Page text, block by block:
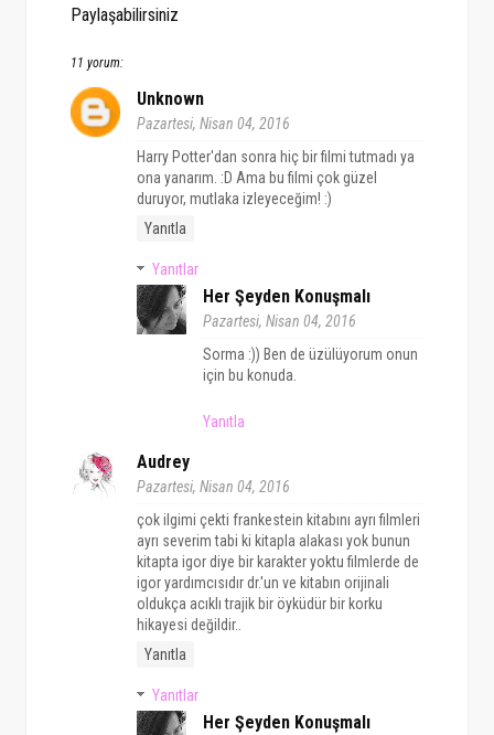
Paylaşabilirsiniz
11 yorum:
Unknown
Pazartesi, Nisan 04, 2016
Harry Potter'dan sonra hiç bir filmi tutmadı ya
ona yanarım. :D Ama bu filmi çok güzel
duruyor, mutlaka izleyeceğim! :)
Yanıtla
Yanıtlar
Her Şeyden Konuşmalı
Pazartesi, Nisan 04, 2016
Sorma :)) Ben de üzülüyorum onun
için bu konuda.
Yanıtla
Audrey
Pazartesi, Nisan 04, 2016
çok ilgimi çekti frankestein kitabını ayrı filmleri
ayrı severim tabi ki kitapla alakası yok bunun
kitapta igor diye bir karakter yoktu filmlerde de
igor yardımcısıdır dr.'un ve kitabın orijinali
oldukça acıklı trajik bir öyküdür bir korku
hikayesi değildir..
Yanıtla
Yanıtlar
Her Şeyden Konuşmalı